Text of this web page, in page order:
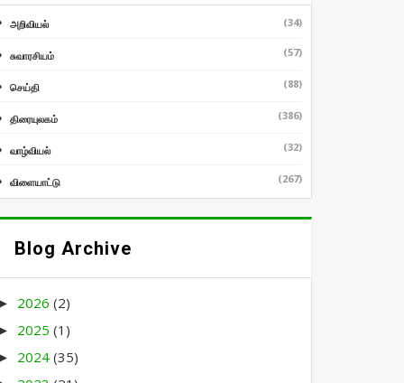
அறிவியல் (34)
சுவாரசியம் (57)
செய்தி (88)
திரையுலகம் (386)
வாழ்வியல் (32)
விளையாட்டு (267)
Blog Archive
► 2026(2)
► 2025(1)
► 2024(35)